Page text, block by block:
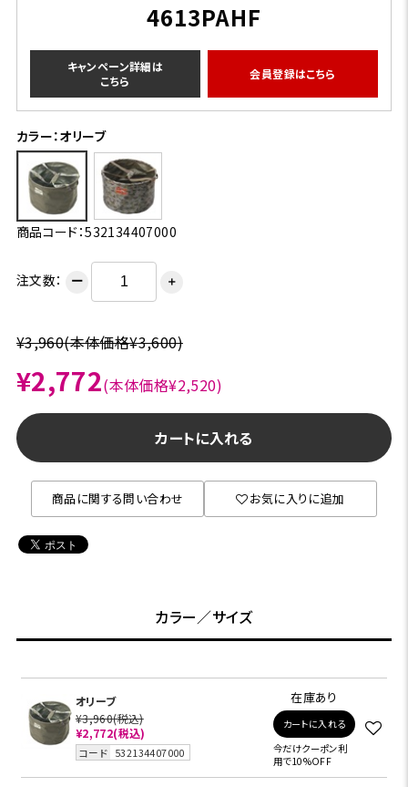
4613PAHF
キャンペーン詳細は
こちら
会員登録はこちら
カラー：オリーブ
商品コード：532134407000
注文数： ー ＋
¥3,960(本体価格¥3,600)
¥2,772(本体価格¥2,520)
カートに入れる
商品に関する問い合わせ お気に入りに追加
カラー／サイズ
オリーブ
¥3,960(税込)
¥2,772(税込)
コード 532134407000
在庫あり
カートに入れる
今だけクーポン利
用で10%OFF